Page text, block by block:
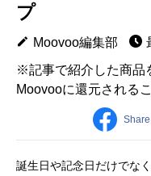
プ
Moovoo編集部
※記事で紹介した商品
Moovooに還元される
Share
誕生日や記念日だけでな